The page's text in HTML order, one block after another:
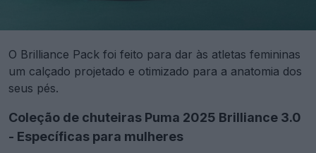
O Brilliance Pack foi feito para dar às atletas femininas
um calçado projetado e otimizado para a anatomia dos
seus pés.
Coleção de chuteiras Puma 2025 Brilliance 3.0
- Específicas para mulheres